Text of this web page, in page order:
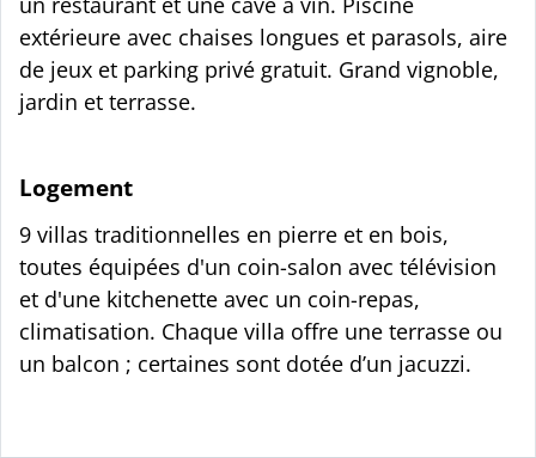
extérieure avec chaises longues et parasols, aire
de jeux et parking privé gratuit. Grand vignoble,
jardin et terrasse.
Logement
9 villas traditionnelles en pierre et en bois,
toutes équipées d'un coin-salon avec télévision
et d'une kitchenette avec un coin-repas,
climatisation. Chaque villa offre une terrasse ou
un balcon ; certaines sont dotée d’un jacuzzi.